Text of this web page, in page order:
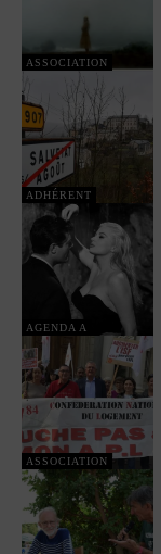
ASSOCIATION
ADHÉRENT
AGENDA A
ASSOCIATION